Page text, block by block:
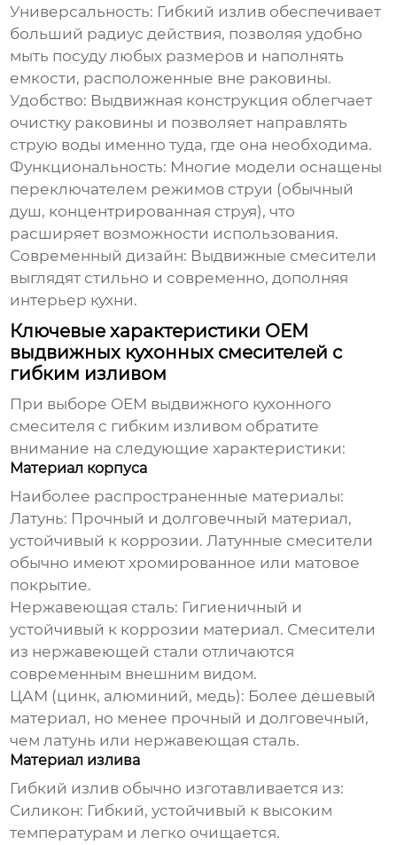
Универсальность: Гибкий излив обеспечивает
больший радиус действия, позволяя удобно
мыть посуду любых размеров и наполнять
емкости, расположенные вне раковины.
Удобство: Выдвижная конструкция облегчает
очистку раковины и позволяет направлять
струю воды именно туда, где она необходима.
Функциональность: Многие модели оснащены
переключателем режимов струи (обычный
душ, концентрированная струя), что
расширяет возможности использования.
Современный дизайн: Выдвижные смесители
выглядят стильно и современно, дополняя
интерьер кухни.
Ключевые характеристики OEM
выдвижных кухонных смесителей с
гибким изливом
При выборе OEM выдвижного кухонного
смесителя с гибким изливом обратите
внимание на следующие характеристики:
Материал корпуса
Наиболее распространенные материалы:
Латунь: Прочный и долговечный материал,
устойчивый к коррозии. Латунные смесители
обычно имеют хромированное или матовое
покрытие.
Нержавеющая сталь: Гигиеничный и
устойчивый к коррозии материал. Смесители
из нержавеющей стали отличаются
современным внешним видом.
ЦАМ (цинк, алюминий, медь): Более дешевый
материал, но менее прочный и долговечный,
чем латунь или нержавеющая сталь.
Материал излива
Гибкий излив обычно изготавливается из:
Силикон: Гибкий, устойчивый к высоким
температурам и легко очищается.